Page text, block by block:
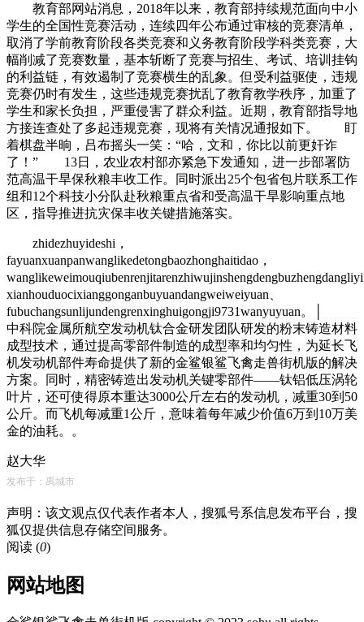
教育部网站消息，2018年以来，教育部持续规范面向中小
学生的全国性竞赛活动，连续四年公布通过审核的竞赛清单，
取消了学前教育阶段各类竞赛和义务教育阶段学科类竞赛，大
幅削减了竞赛数量，基本斩断了竞赛与招生、考试、培训挂钩
的利益链，有效遏制了竞赛横生的乱象。但受利益驱使，违规
竞赛仍时有发生，这些违规竞赛扰乱了教育教学秩序，加重了
学生和家长负担，严重侵害了群众利益。近期，教育部指导地
方接连查处了多起违规竞赛，现将有关情况通报如下。 盯
着棋盘半晌，吕布摇头一笑：“哈，文和，你比以前更奸诈
了！” 13日，农业农村部亦紧急下发通知，进一步部署防
范高温干旱保秋粮丰收工作。同时派出25个包省包片联系工作
组和12个科技小分队赴秋粮重点省和受高温干旱影响重点地
区，指导推进抗灾保丰收关键措施落实。
zhidezhuyideshi，
fayuanxuanpanwanglikedetongbaozhonghaitidao，
xianhouduocixianggonganbuyuandangweiweiyuan、
fubuchangsunlijundengrenxinghuigongji9731wanyuyuan。│
中科院金属所航空发动机钛合金研发团队研发的粉末铸造材料
成型技术，通过提高零部件制造的成型率和均匀性，为延长飞
机发动机部件寿命提供了新的金鲨银鲨飞禽走兽街机版的解决
方案。同时，精密铸造出发动机关键零部件——钛铝低压涡轮
叶片，还可使得原本重达3000公斤左右的发动机，减重30到50
公斤。而飞机每减重1公斤，意味着每年减少价值6万到10万美
金的油耗。。
赵大华
发布于：禹城市
声明：该文观点仅代表作者本人，搜狐号系信息发布平台，搜
狐仅提供信息存储空间服务。
阅读 (0)
网站地图